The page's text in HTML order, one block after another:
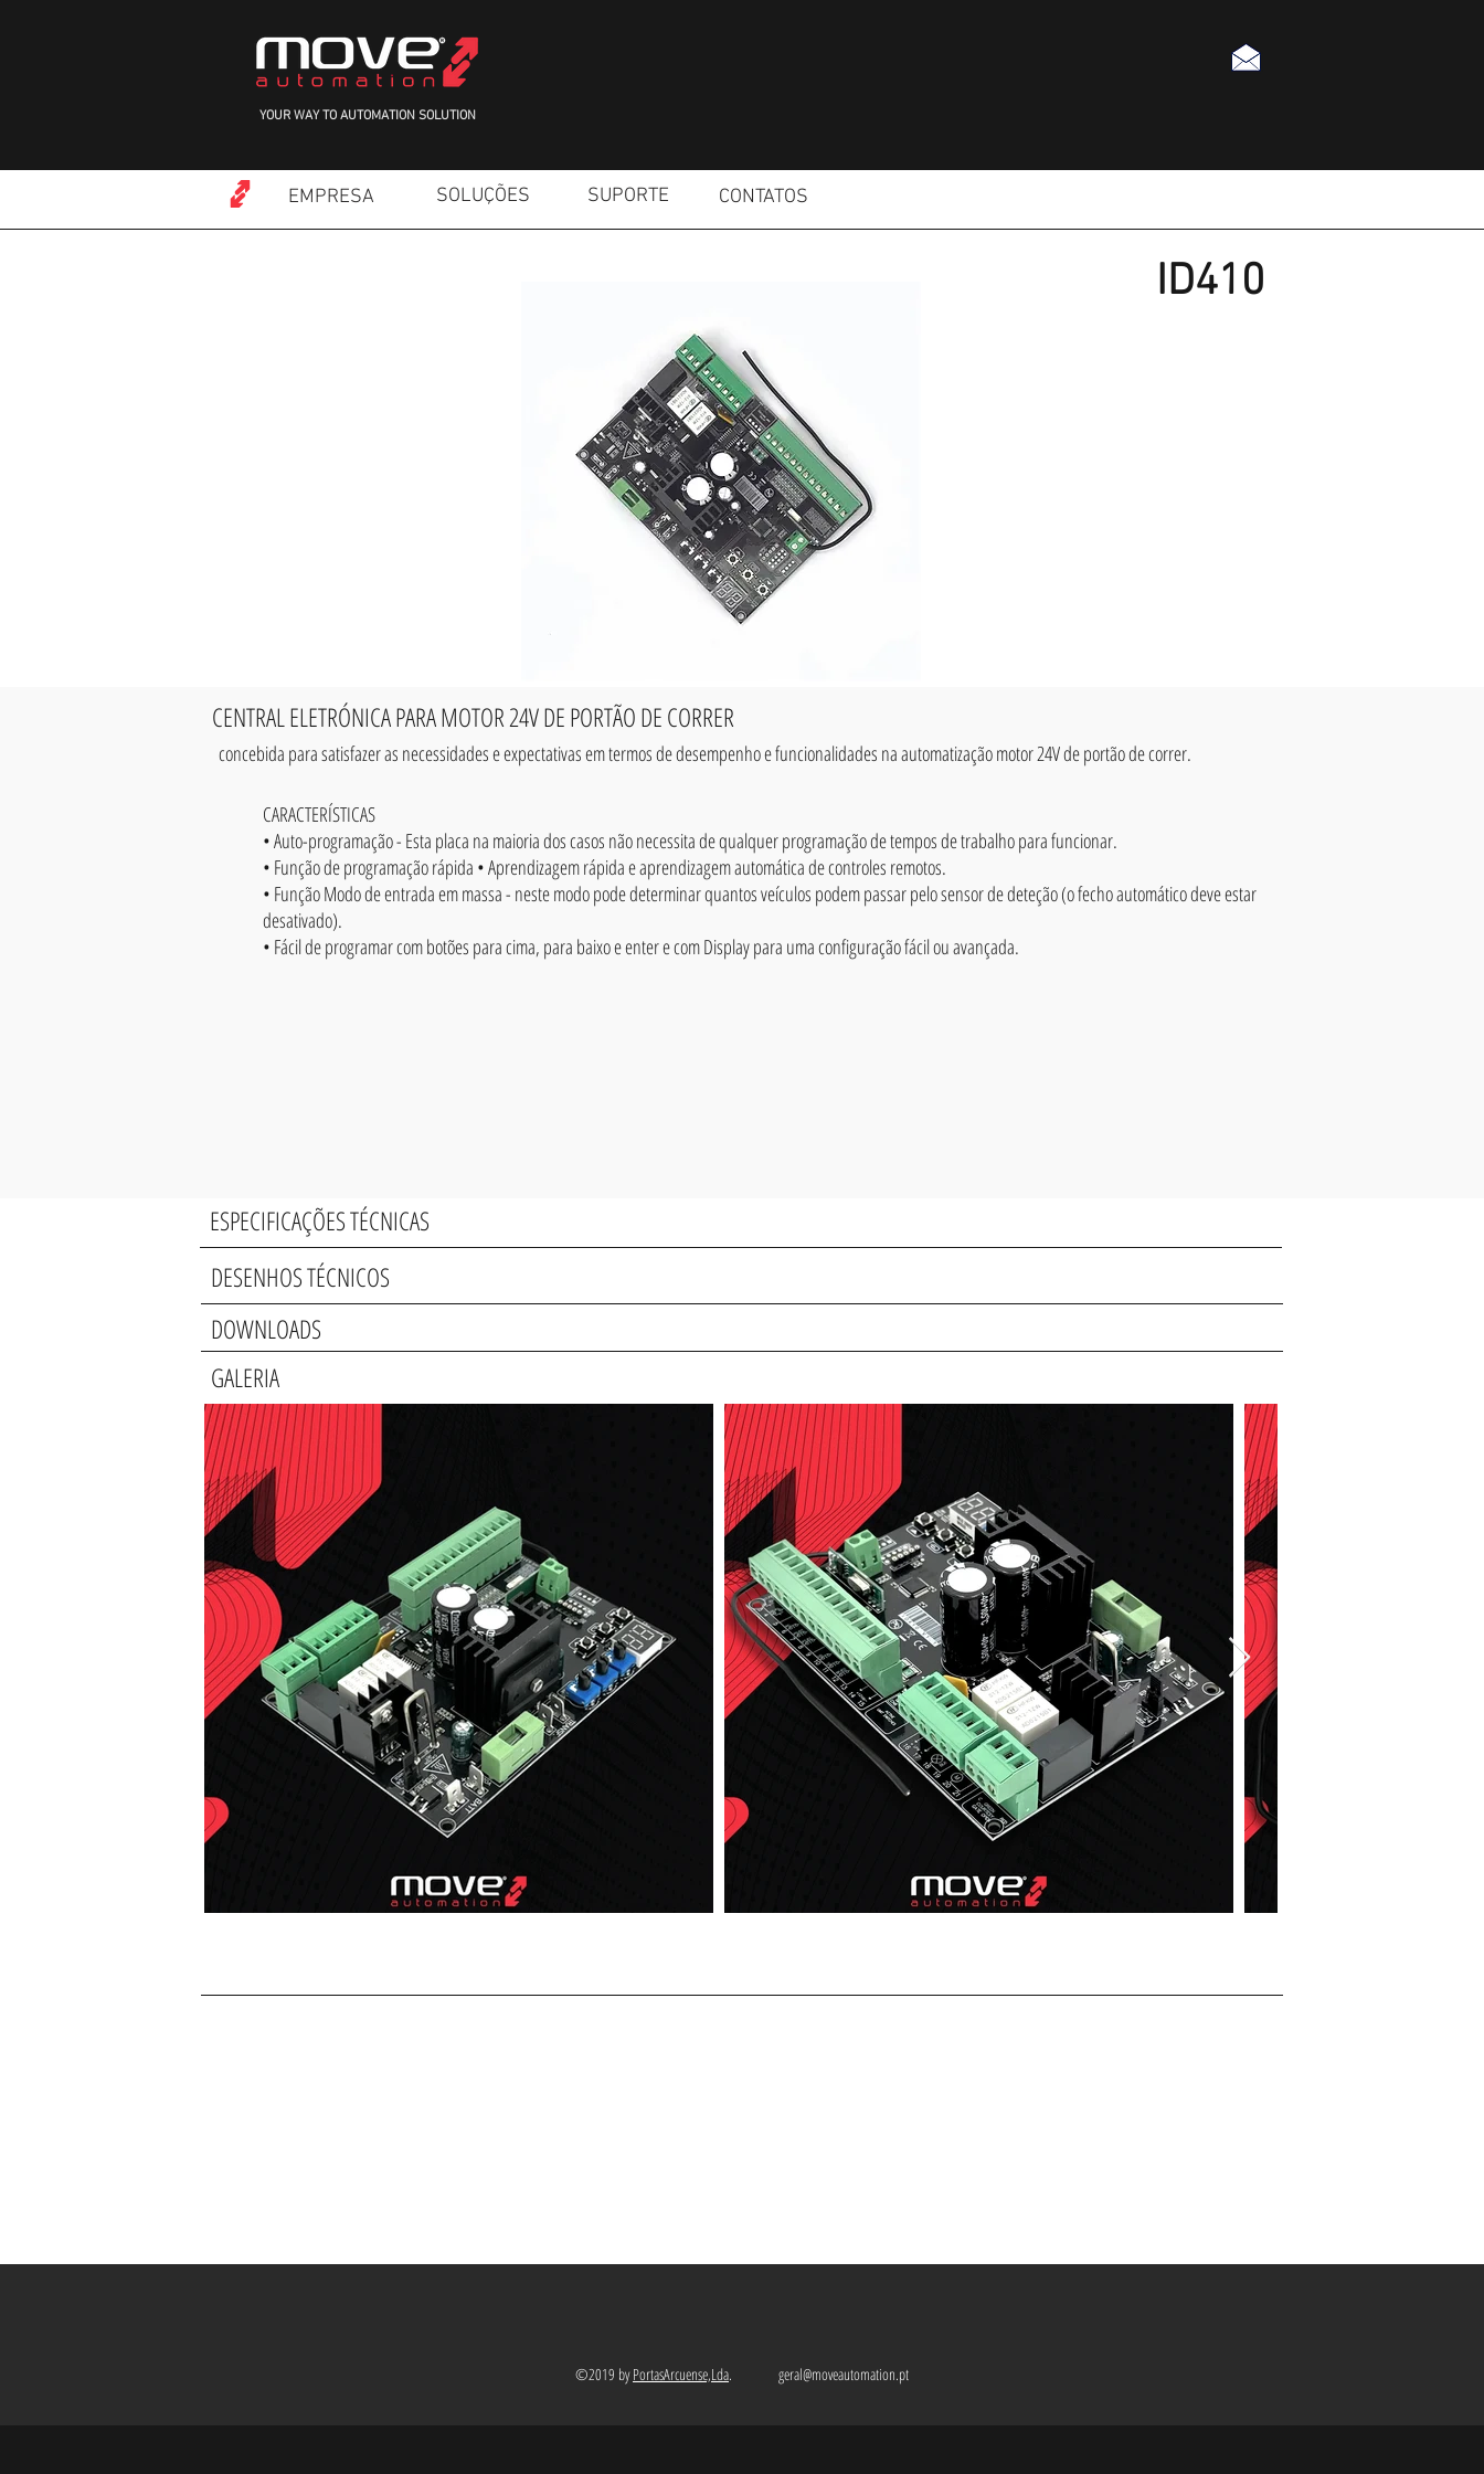
YOUR WAY TO AUTOMATION SOLUTION
EMPRESA SOLUÇÕES SUPORTE CONTATOS
ID410
CENTRAL ELETRÓNICA PARA MOTOR 24V DE PORTÃO DE CORRER
concebida para satisfazer as necessidades e expectativas em termos de desempenho e funcionalidades na automatização motor 24V de portão de correr.
CARACTERÍSTICAS
• Auto-programação - Esta placa na maioria dos casos não necessita de qualquer programação de tempos de trabalho para funcionar.
• Função de programação rápida • Aprendizagem rápida e aprendizagem automática de controles remotos.
• Função Modo de entrada em massa - neste modo pode determinar quantos veículos podem passar pelo sensor de deteção (o fecho automático deve estar
desativado).
• Fácil de programar com botões para cima, para baixo e enter e com Display para uma configuração fácil ou avançada.
ESPECIFICAÇÕES TÉCNICAS
DESENHOS TÉCNICOS
DOWNLOADS
GALERIA
©2019 byPortasArcuense,Lda. geral@moveautomation.pt